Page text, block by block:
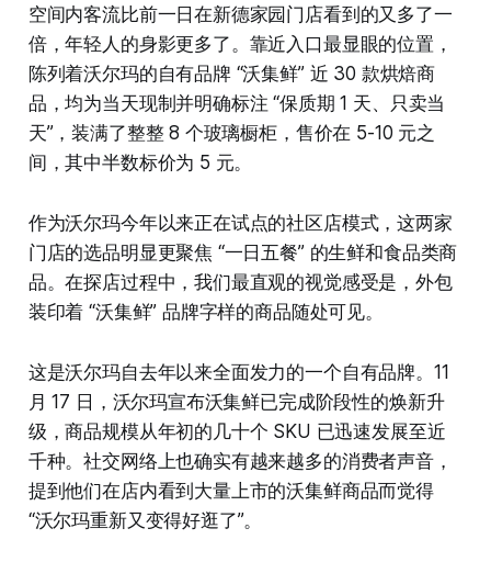
空间内客流比前一日在新德家园门店看到的又多了一
倍，年轻人的身影更多了。靠近入口最显眼的位置，
陈列着沃尔玛的自有品牌 “沃集鲜” 近 30 款烘焙商
品，均为当天现制并明确标注 “保质期 1 天、只卖当
天”，装满了整整 8 个玻璃橱柜，售价在 5-10 元之
间，其中半数标价为 5 元。
作为沃尔玛今年以来正在试点的社区店模式，这两家
门店的选品明显更聚焦 “一日五餐” 的生鲜和食品类商
品。在探店过程中，我们最直观的视觉感受是，外包
装印着 “沃集鲜” 品牌字样的商品随处可见。
这是沃尔玛自去年以来全面发力的一个自有品牌。11
月 17 日，沃尔玛宣布沃集鲜已完成阶段性的焕新升
级，商品规模从年初的几十个 SKU 已迅速发展至近
千种。社交网络上也确实有越来越多的消费者声音，
提到他们在店内看到大量上市的沃集鲜商品而觉得
“沃尔玛重新又变得好逛了”。